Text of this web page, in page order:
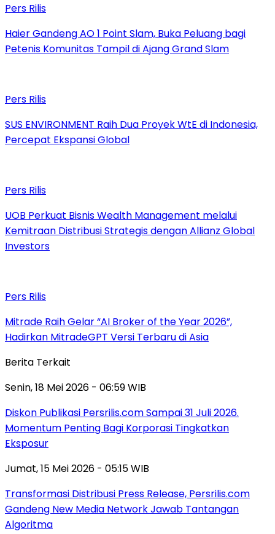
Pers Rilis
Haier Gandeng AO 1 Point Slam, Buka Peluang bagi
Petenis Komunitas Tampil di Ajang Grand Slam
Pers Rilis
SUS ENVIRONMENT Raih Dua Proyek WtE di Indonesia,
Percepat Ekspansi Global
Pers Rilis
UOB Perkuat Bisnis Wealth Management melalui
Kemitraan Distribusi Strategis dengan Allianz Global
Investors
Pers Rilis
Mitrade Raih Gelar “AI Broker of the Year 2026”,
Hadirkan MitradeGPT Versi Terbaru di Asia
Berita Terkait
Senin, 18 Mei 2026 - 06:59 WIB
Diskon Publikasi Persrilis.com Sampai 31 Juli 2026.
Momentum Penting Bagi Korporasi Tingkatkan
Eksposur
Jumat, 15 Mei 2026 - 05:15 WIB
Transformasi Distribusi Press Release, Persrilis.com
Gandeng New Media Network Jawab Tantangan
Algoritma